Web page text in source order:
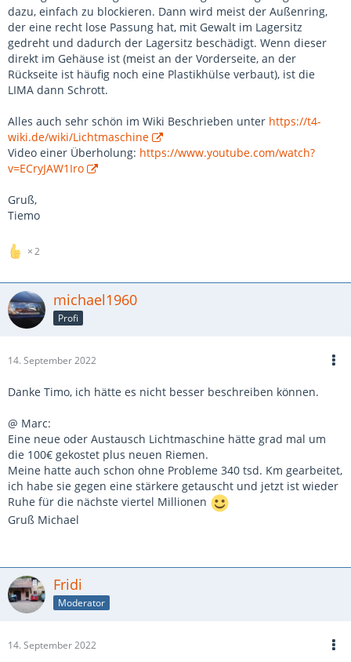
dazu, einfach zu blockieren. Dann wird meist der Außenring,
der eine recht lose Passung hat, mit Gewalt im Lagersitz
gedreht und dadurch der Lagersitz beschädigt. Wenn dieser
direkt im Gehäuse ist (meist an der Vorderseite, an der
Rückseite ist häufig noch eine Plastikhülse verbaut), ist die
LIMA dann Schrott.
Alles auch sehr schön im Wiki Beschrieben unter https://t4-
wiki.de/wiki/Lichtmaschine
Video einer Überholung: https://www.youtube.com/watch?
v=ECryJAW1Iro
Gruß,
Tiemo
2
michael1960
Profi
14. September 2022
Danke Timo, ich hätte es nicht besser beschreiben können.
@ Marc:
Eine neue oder Austausch Lichtmaschine hätte grad mal um
die 100€ gekostet plus neuen Riemen.
Meine hatte auch schon ohne Probleme 340 tsd. Km gearbeitet,
ich habe sie gegen eine stärkere getauscht und jetzt ist wieder
Ruhe für die nächste viertel Millionen
Gruß Michael
Fridi
Moderator
14. September 2022